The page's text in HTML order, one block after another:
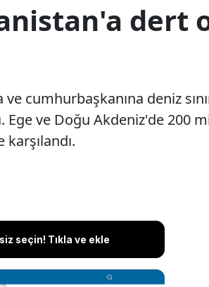
dert
cumhurbaşkanına deniz
Ege ve Doğu Akdeniz'de 200
seçin! Tıkla ve ekle